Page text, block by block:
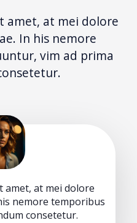
amet, at mei dolore
In his nemore
vim ad prima
amet, at mei dolore
nemore temporibus
consetetur.